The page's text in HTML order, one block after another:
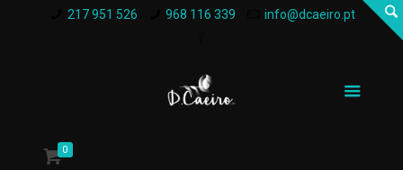
217 951 526 968 116 339 info@dcaeiro.pt
0